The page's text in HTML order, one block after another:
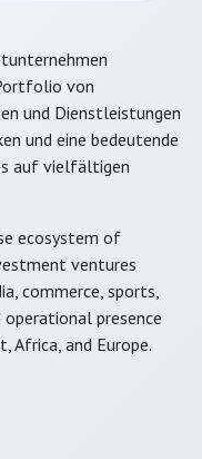
von
und Dienstleistungen
und eine bedeutende
auf vielfältigen
ecosystem of
ventures
commerce, sports,
presence
Africa, and Europe.